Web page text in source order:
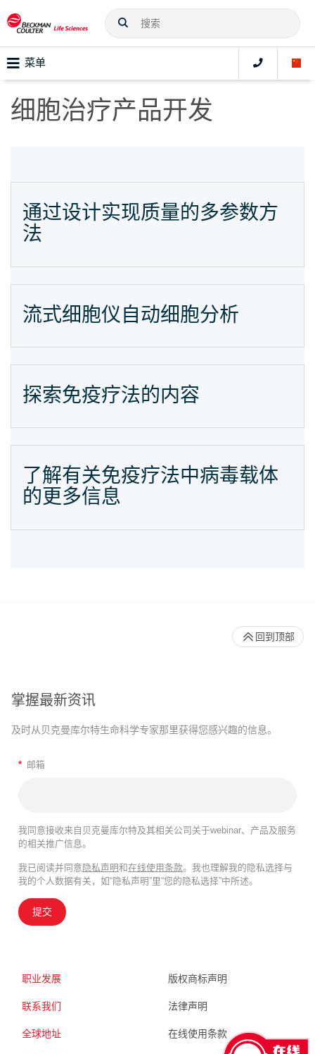
菜单
细胞治疗产品开发
通过设计实现质量的多参数方
法
流式细胞仪自动细胞分析
探索免疫疗法的内容
了解有关免疫疗法中病毒载体
的更多信息
掌握最新资讯
及时从贝克曼库尔特生命科学专家那里获得您感兴趣的信息。
* 邮箱
我同意接收来自贝克曼库尔特及其相关公司关于webinar、产品及服务
的相关推广信息。
我已阅读并同意隐私声明和在线使用条款。我也理解我的隐私选择与
我的个人数据有关，如“隐私声明”里“您的隐私选择”中所述。
提交
职业发展
联系我们
全球地址
版权商标声明
法律声明
在线使用条款
回到顶部